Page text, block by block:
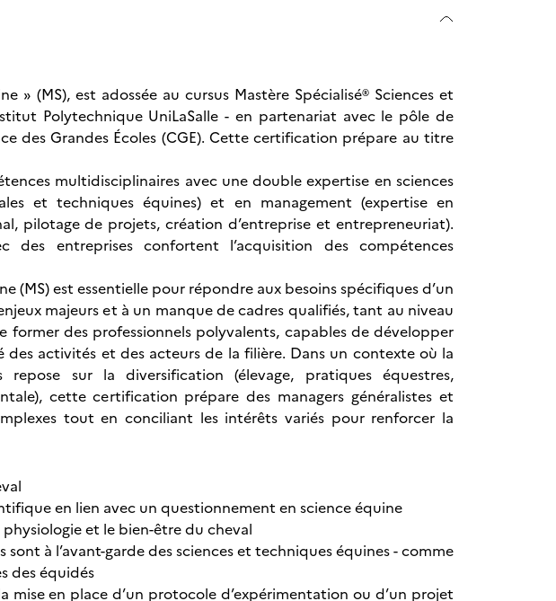
» (MS), est adossée au cursus Mastère Spécialisé® Sciences et
Polytechnique UniLaSalle - en partenariat avec le pôle de
des Grandes Écoles (CGE). Cette certification prépare au titre
multidisciplinaires avec une double expertise en sciences
et techniques équines) et en management (expertise en
pilotage de projets, création d’entreprise et entrepreneuriat).
des entreprises confortent l’acquisition des compétences
(MS) est essentielle pour répondre aux besoins spécifiques d’un
majeurs et à un manque de cadres qualifiés, tant au niveau
des professionnels polyvalents, capables de développer
activités et des acteurs de la filière. Dans un contexte où la
sur la diversification (élevage, pratiques équestres,
cette certification prépare des managers généralistes et
tout en conciliant les intérêts variés pour renforcer la
en lien avec un questionnement en science équine
et le bien-être du cheval
à l’avant-garde des sciences et techniques équines - comme
des équidés
en place d’un protocole d’expérimentation ou d’un projet